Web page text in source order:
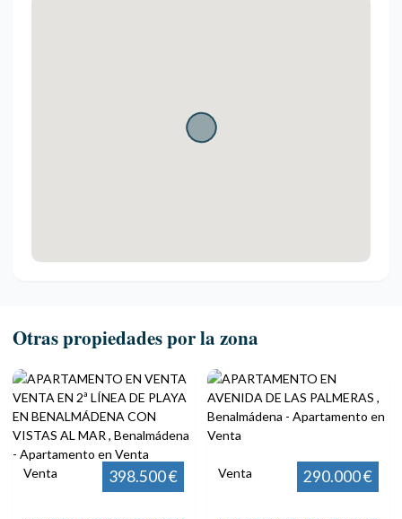
Otras propiedades por la zona
Venta 398.500 € Venta 290.000 €